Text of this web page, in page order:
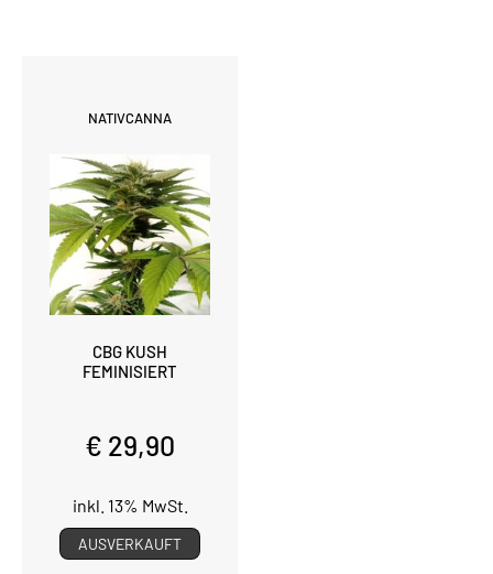
NATIVCANNA
CBG KUSH
FEMINISIERT
€ 29,90
inkl. 13% MwSt.
AUSVERKAUFT